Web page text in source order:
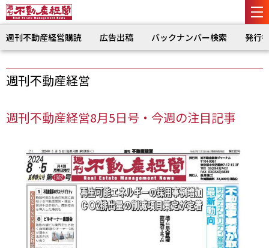
週刊不動産経営購読 広告出稿 バックナンバー検索 発行
週刊不動産経営
週刊不動産経営8月5日号・今週の注目記事